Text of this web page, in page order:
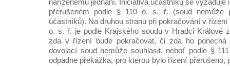
nařízenému jednání. Iniciativa účastníků se vyžaduje
přerušeném podle § 110 o. s. ř. (soud nemůže
účastníků). Na druhou stranu při pokračování v řízení
o. s. ř. je podle Krajského soudu v Hradci Králové
zda v řízení bude pokračovat, či zda ho
dovolací soud nemůže souhlasit, neboť podle §
odpadne překážka, pro kterou bylo řízení přerušeno,